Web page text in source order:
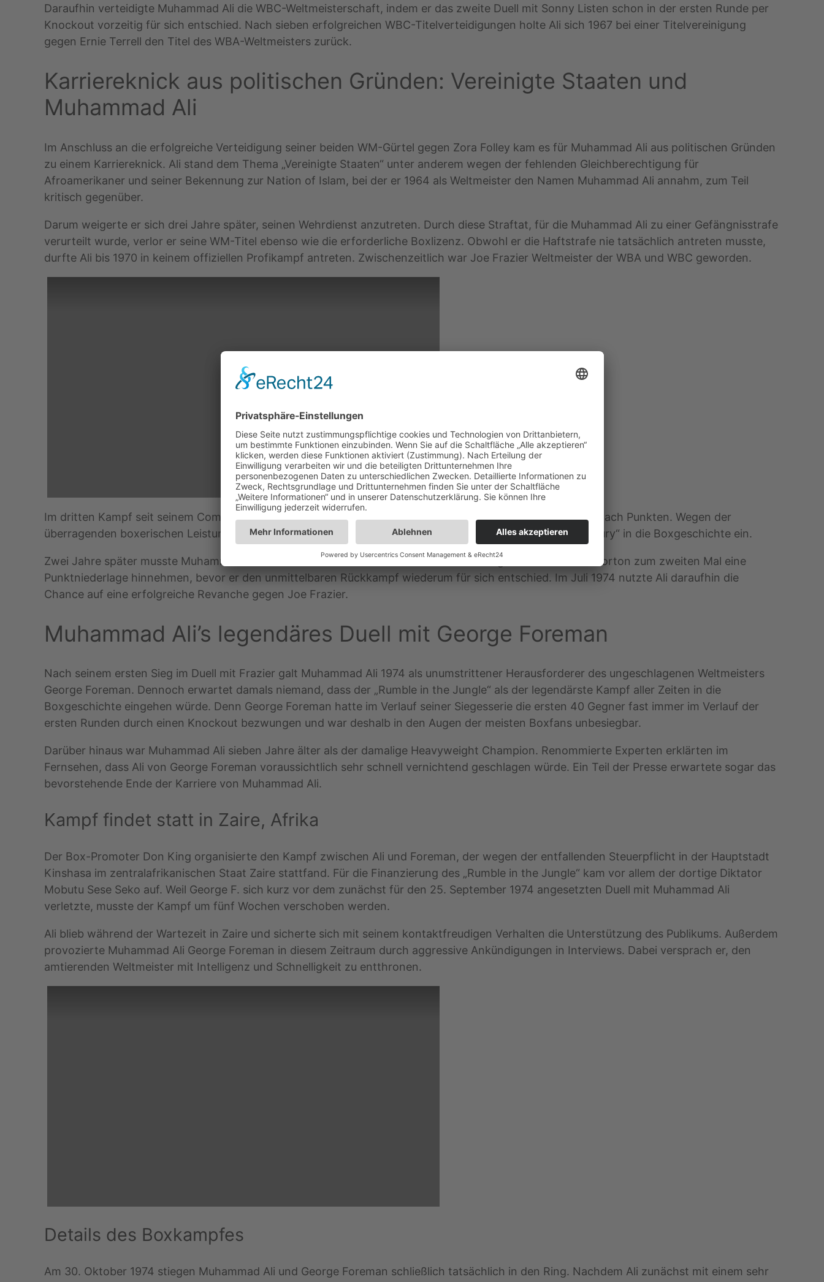
Daraufhin verteidigte Muhammad Ali die WBC-Weltmeisterschaft, indem er das zweite Duell mit Sonny Listen schon in der ersten Runde per
Knockout vorzeitig für sich entschied. Nach sieben erfolgreichen WBC-Titelverteidigungen holte Ali sich 1967 bei einer Titelvereinigung
gegen Ernie Terrell den Titel des WBA-Weltmeisters zurück.
Karriereknick aus politischen Gründen: Vereinigte Staaten und
Muhammad Ali
Im Anschluss an die erfolgreiche Verteidigung seiner beiden WM-Gürtel gegen Zora Folley kam es für Muhammad Ali aus politischen Gründen
zu einem Karriereknick. Ali stand dem Thema „Vereinigte Staaten“ unter anderem wegen der fehlenden Gleichberechtigung für
Afroamerikaner und seiner Bekennung zur Nation of Islam, bei der er 1964 als Weltmeister den Namen Muhammad Ali annahm, zum Teil
kritisch gegenüber.
Darum weigerte er sich drei Jahre später, seinen Wehrdienst anzutreten. Durch diese Straftat, für die Muhammad Ali zu einer Gefängnisstrafe
verurteilt wurde, verlor er seine WM-Titel ebenso wie die erforderliche Boxlizenz. Obwohl er die Haftstrafe nie tatsächlich antreten musste,
durfte Ali bis 1970 in keinem offiziellen Profikampf antreten. Zwischenzeitlich war Joe Frazier Weltmeister der WBA und WBC geworden.
Im dritten Kampf seit seinem Comeback verlor Muhammad Ali 1971 gegen Frazier am Ende von 15 Runden nach Punkten. Wegen der
überragenden boxerischen Leistungen von Ali und Joe Frazier ging dieser Titelkampf als „Fight of the Century“ in die Boxgeschichte ein.
Zwei Jahre später musste Muhammad Ali durch eine umstrittene Mehrheitsentscheidung im Duell mit Ken Norton zum zweiten Mal eine
Punktniederlage hinnehmen, bevor er den unmittelbaren Rückkampf wiederum für sich entschied. Im Juli 1974 nutzte Ali daraufhin die
Chance auf eine erfolgreiche Revanche gegen Joe Frazier.
Muhammad Ali’s legendäres Duell mit George Foreman
Nach seinem ersten Sieg im Duell mit Frazier galt Muhammad Ali 1974 als unumstrittener Herausforderer des ungeschlagenen Weltmeisters
George Foreman. Dennoch erwartet damals niemand, dass der „Rumble in the Jungle“ als der legendärste Kampf aller Zeiten in die
Boxgeschichte eingehen würde. Denn George Foreman hatte im Verlauf seiner Siegesserie die ersten 40 Gegner fast immer im Verlauf der
ersten Runden durch einen Knockout bezwungen und war deshalb in den Augen der meisten Boxfans unbesiegbar.
Darüber hinaus war Muhammad Ali sieben Jahre älter als der damalige Heavyweight Champion. Renommierte Experten erklärten im
Fernsehen, dass Ali von George Foreman voraussichtlich sehr schnell vernichtend geschlagen würde. Ein Teil der Presse erwartete sogar das
bevorstehende Ende der Karriere von Muhammad Ali.
Kampf findet statt in Zaire, Afrika
Der Box-Promoter Don King organisierte den Kampf zwischen Ali und Foreman, der wegen der entfallenden Steuerpflicht in der Hauptstadt
Kinshasa im zentralafrikanischen Staat Zaire stattfand. Für die Finanzierung des „Rumble in the Jungle“ kam vor allem der dortige Diktator
Mobutu Sese Seko auf. Weil George F. sich kurz vor dem zunächst für den 25. September 1974 angesetzten Duell mit Muhammad Ali
verletzte, musste der Kampf um fünf Wochen verschoben werden.
Ali blieb während der Wartezeit in Zaire und sicherte sich mit seinem kontaktfreudigen Verhalten die Unterstützung des Publikums. Außerdem
provozierte Muhammad Ali George Foreman in diesem Zeitraum durch aggressive Ankündigungen in Interviews. Dabei versprach er, den
amtierenden Weltmeister mit Intelligenz und Schnelligkeit zu entthronen.
Details des Boxkampfes
Am 30. Oktober 1974 stiegen Muhammad Ali und George Foreman schließlich tatsächlich in den Ring. Nachdem Ali zunächst mit einem sehr